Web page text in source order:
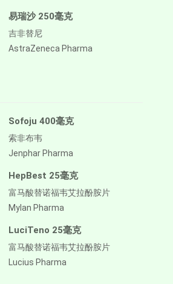
易瑞沙 250毫克
吉非替尼
AstraZeneca Pharma
Sofoju 400毫克
索非布韦
Jenphar Pharma
HepBest 25毫克
富马酸替诺福韦艾拉酚胺片
Mylan Pharma
LuciTeno 25毫克
富马酸替诺福韦艾拉酚胺片
Lucius Pharma